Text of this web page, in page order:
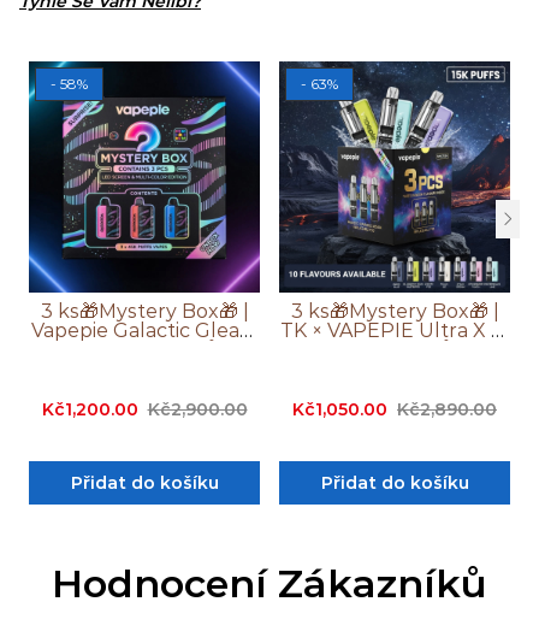
- 58%
3 ks🎁Mystery Box🎁 |
Vapepie Galactic Gleam
Kč1,200.00 Kč2,900.00
Přidat do košíku
- 63%
3 ks🎁Mystery Box🎁 |
TK × VAPEPIE Ultra X 15
Kč1,050.00 Kč2,890.00
Přidat do košíku
Hodnocení Zákazníků